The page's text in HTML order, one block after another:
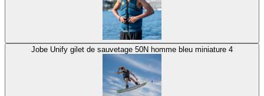
Jobe Unify gilet de sauvetage 50N homme bleu miniature 4